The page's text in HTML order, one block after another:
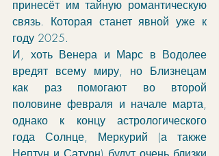
принесёт им тайную романтическую
связь. Которая станет явной уже к
году 2025.
И, хоть Венера и Марс в Водолее
вредят всему миру, но Близнецам
как раз помогают во второй
половине февраля и начале марта,
однако к концу астрологического
года Солнце, Меркурий (а также